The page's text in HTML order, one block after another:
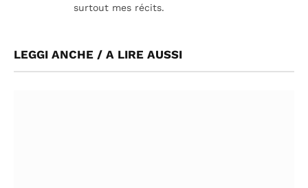
surtout mes récits.
LEGGI ANCHE / A LIRE AUSSI